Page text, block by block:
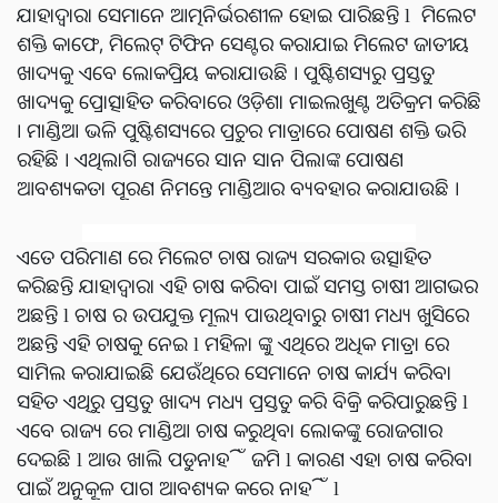
ଯାହାଦ୍ୱାରା ସେମାନେ ଆତ୍ମନିର୍ଭରଶୀଳ ହୋଇ ପାରିଛନ୍ତି l ମିଲେଟ
ଶକ୍ତି କାଫେ, ମିଲେଟ୍‌ ଟିଫିନ ସେଣ୍ଟର କରାଯାଇ ମିଲେଟ ଜାତୀୟ
ଖାଦ୍ୟକୁ ଏବେ ଲୋକପ୍ରିୟ କରାଯାଉଛି । ପୁଷ୍ଟିଶସ୍ୟରୁ ପ୍ରସ୍ତୁତ
ଖାଦ୍ୟକୁ ପ୍ରୋତ୍ସାହିତ କରିବାରେ ଓଡ଼ିଶା ମାଇଲଖୁଣ୍ଟ ଅତିକ୍ରମ କରିଛି
। ମାଣ୍ଡିଆ ଭଳି ପୁଷ୍ଟିଶସ୍ୟରେ ପ୍ରଚୁର ମାତ୍ରାରେ ପୋଷଣ ଶକ୍ତି ଭରି
ରହିଛି । ଏଥିଲାଗି ରାଜ୍ୟରେ ସାନ ସାନ ପିଲାଙ୍କ ପୋଷଣ
ଆବଶ୍ୟକତା ପୂରଣ ନିମନ୍ତେ ମାଣ୍ଡିଆର ବ୍ୟବହାର କରାଯାଉଛି ।
ଏତେ ପରିମାଣ ରେ ମିଲେଟ ଚାଷ ରାଜ୍ୟ ସରକାର ଉତ୍ସାହିତ
କରିଛନ୍ତି ଯାହାଦ୍ୱାରା ଏହି ଚାଷ କରିବା ପାଇଁ ସମସ୍ତ ଚାଷୀ ଆଗଭର
ଅଛନ୍ତି l ଚାଷ ର ଉପଯୁକ୍ତ ମୂଲ୍ୟ ପାଉଥିବାରୁ ଚାଷୀ ମଧ୍ୟ ଖୁସିରେ
ଅଛନ୍ତି ଏହି ଚାଷକୁ ନେଇ l ମହିଳା ଙ୍କୁ ଏଥିରେ ଅଧିକ ମାତ୍ରା ରେ
ସାମିଲ କରାଯାଇଛି ଯେଉଁଥିରେ ସେମାନେ ଚାଷ କାର୍ଯ୍ୟ କରିବା
ସହିତ ଏଥିରୁ ପ୍ରସ୍ତୁତ ଖାଦ୍ୟ ମଧ୍ୟ ପ୍ରସ୍ତୁତ କରି ବିକ୍ରି କରିପାରୁଛନ୍ତି l
ଏବେ ରାଜ୍ୟ ରେ ମାଣ୍ଡିଆ ଚାଷ କରୁଥିବା ଲୋକଙ୍କୁ ରୋଜଗାର
ଦେଇଛି l ଆଉ ଖାଲି ପଡୁନାହିଁ ଜମି l କାରଣ ଏହା ଚାଷ କରିବା
ପାଇଁ ଅନୁକୂଳ ପାଗ ଆବଶ୍ୟକ କରେ ନାହିଁ l